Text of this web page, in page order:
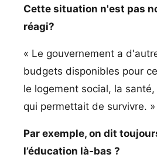
Cette situation n'est pas
réagi?
« Le gouvernement a
budgets disponibles pour
le logement social, la
qui permettait de survivre. »
Par exemple, on dit
l’éducation là-bas ?